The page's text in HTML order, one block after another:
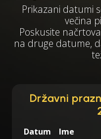
Prikazani datumi
večina
Poskusite
na druge datume,
Državni
Datum Ime